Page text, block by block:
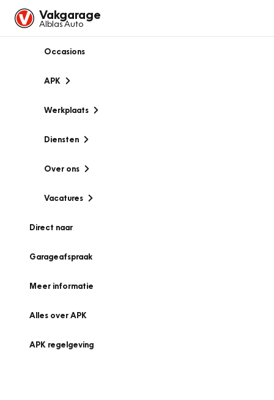
Vakgarage
Alblas Auto
Occasions
APK
Werkplaats
Diensten
Over ons
Vacatures
Direct naar
Garageafspraak
Meer informatie
Alles over APK
APK regelgeving